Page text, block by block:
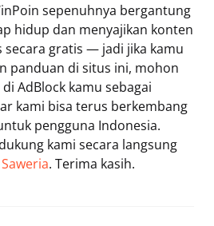
sepenuhnya bergantung
hidup dan menyajikan konten
gratis — jadi jika kamu
panduan di situs ini, mohon
AdBlock kamu sebagai
kami bisa terus berkembang
pengguna Indonesia.
kami secara langsung
Saweria. Terima kasih.